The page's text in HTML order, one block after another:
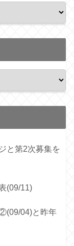
と第2次募集を
(09/11)
04)と昨年